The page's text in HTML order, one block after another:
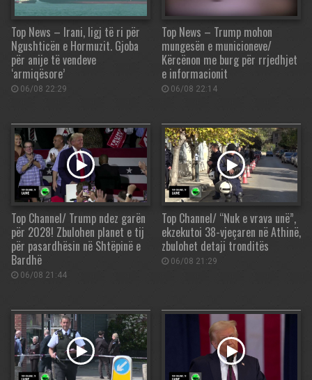
Top News – Irani, ligj të ri për
Ngushticën e Hormuzit. Gjoba
për anije të vendeve
‘armiqësore’
06/08 22:29
Top News – Trump mohon
mungesën e municioneve/
Kërcënon me burg për rrjedhjet
e informacionit
06/08 22:14
Top Channel/ Trump ndez garën
për 2028! Zbulohen planet e tij
për pasardhësin në Shtëpinë e
Bardhë
06/08 21:44
Top Channel/ “Nuk e vrava unë”,
ekzekutoi 38-vjeçaren në Athinë,
zbulohet detaji tronditës
06/08 21:29